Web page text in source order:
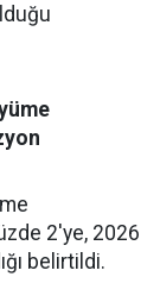
2'ye, 2026
belirtildi.